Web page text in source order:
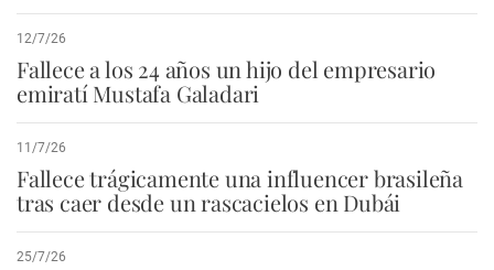
12/7/26
Fallece a los 24 años un hijo del empresario
emiratí Mustafa Galadari
11/7/26
Fallece trágicamente una influencer brasileña
tras caer desde un rascacielos en Dubái
25/7/26